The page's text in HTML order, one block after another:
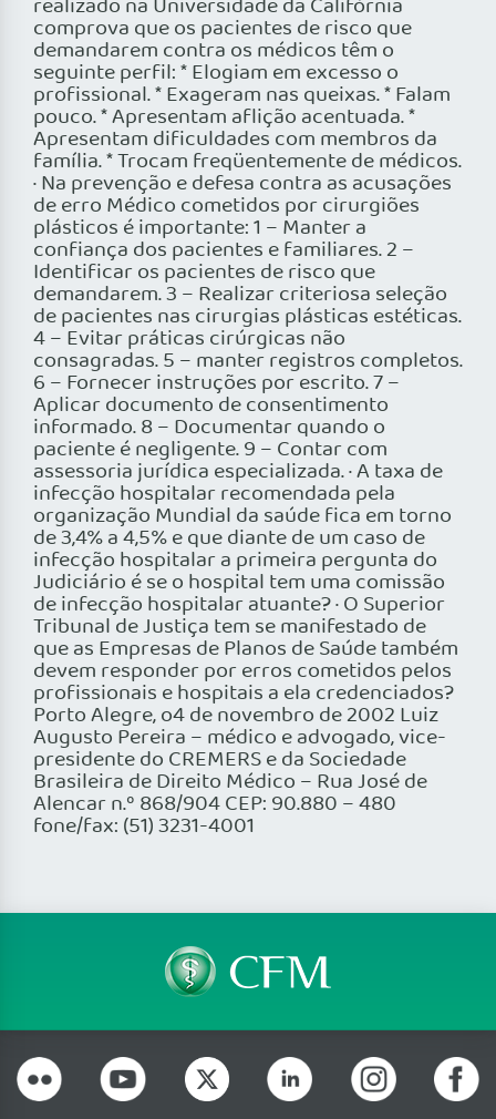
realizado na Universidade da Califórnia
comprova que os pacientes de risco que
demandarem contra os médicos têm o
seguinte perfil: * Elogiam em excesso o
profissional. * Exageram nas queixas. * Falam
pouco. * Apresentam aflição acentuada. *
Apresentam dificuldades com membros da
família. * Trocam freqüentemente de médicos.
· Na prevenção e defesa contra as acusações
de erro Médico cometidos por cirurgiões
plásticos é importante: 1 – Manter a
confiança dos pacientes e familiares. 2 –
Identificar os pacientes de risco que
demandarem. 3 – Realizar criteriosa seleção
de pacientes nas cirurgias plásticas estéticas.
4 – Evitar práticas cirúrgicas não
consagradas. 5 – manter registros completos.
6 – Fornecer instruções por escrito. 7 –
Aplicar documento de consentimento
informado. 8 – Documentar quando o
paciente é negligente. 9 – Contar com
assessoria jurídica especializada. · A taxa de
infecção hospitalar recomendada pela
organização Mundial da saúde fica em torno
de 3,4% a 4,5% e que diante de um caso de
infecção hospitalar a primeira pergunta do
Judiciário é se o hospital tem uma comissão
de infecção hospitalar atuante? · O Superior
Tribunal de Justiça tem se manifestado de
que as Empresas de Planos de Saúde também
devem responder por erros cometidos pelos
profissionais e hospitais a ela credenciados?
Porto Alegre, o4 de novembro de 2002 Luiz
Augusto Pereira – médico e advogado, vice-
presidente do CREMERS e da Sociedade
Brasileira de Direito Médico – Rua José de
Alencar n.º 868/904 CEP: 90.880 – 480
fone/fax: (51) 3231-4001